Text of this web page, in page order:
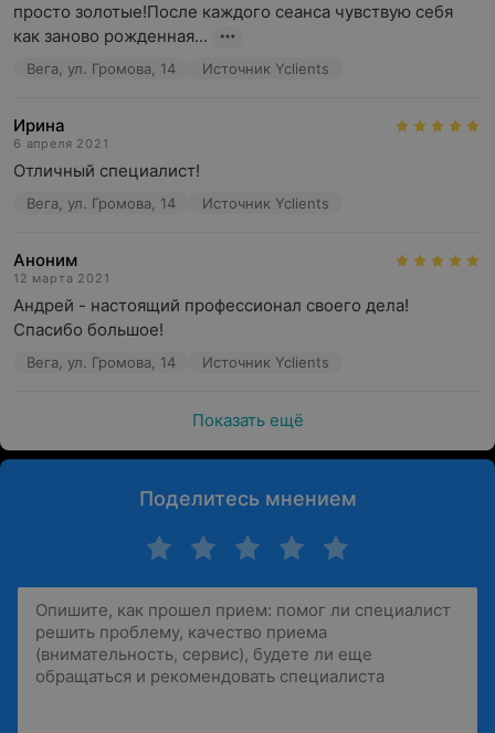
просто золотые!После каждого сеанса чувствую себя
как заново рожденная...
Вега, ул. Громова, 14 Источник Yclients
Ирина
6 апреля 2021
Отличный специалист!
Вега, ул. Громова, 14 Источник Yclients
Аноним
12 марта 2021
Андрей - настоящий профессионал своего дела!
Спасибо большое!
Вега, ул. Громова, 14 Источник Yclients
Показать ещё
Поделитесь мнением